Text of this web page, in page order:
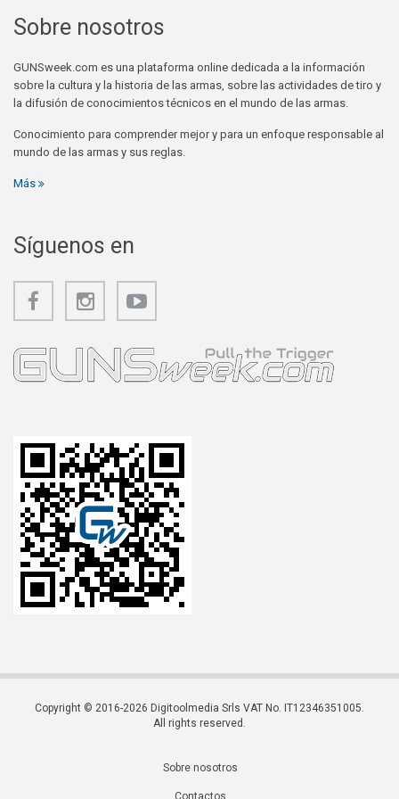
Sobre nosotros
GUNSweek.com es una plataforma online dedicada a la información
sobre la cultura y la historia de las armas, sobre las actividades de tiro y
la difusión de conocimientos técnicos en el mundo de las armas.
Conocimiento para comprender mejor y para un enfoque responsable al
mundo de las armas y sus reglas.
Más
Síguenos en
Copyright © 2016-2026 Digitoolmedia Srls VAT No. IT12346351005.
All rights reserved.
Sobre nosotros
Contactos